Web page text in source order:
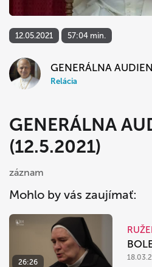
12.05.2021 57:04 min.
GENERÁLNA
Relácia
GENERÁLNA
(12.5.2021)
záznam
Mohlo by vás zaujímať:
26:26